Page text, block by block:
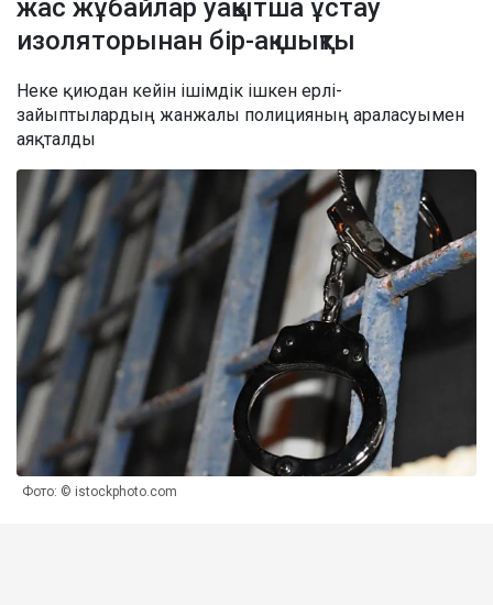
жас жұбайлар уақытша ұстау
изоляторынан бір-ақ шықты
Неке қиюдан кейін ішімдік ішкен ерлі-
зайыптылардың жанжалы полицияның араласуымен
аяқталды
Фото: © istockphoto.com